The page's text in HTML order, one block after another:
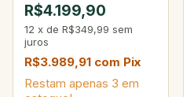
R$4.199,90
12 x de R$349,99 sem
juros
R$3.989,91 com Pix
Restam apenas 3 em